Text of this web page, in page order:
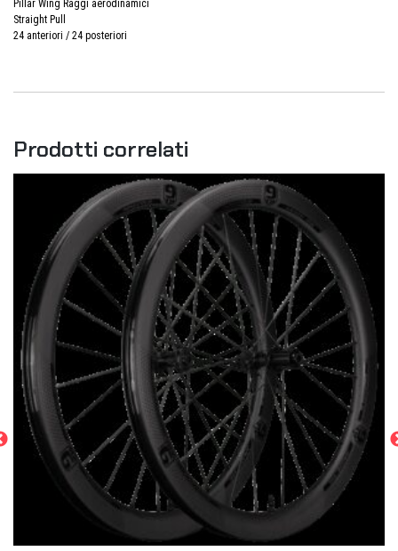
Pillar Wing Raggi aerodinamici
Straight Pull
24 anteriori / 24 posteriori
Prodotti correlati